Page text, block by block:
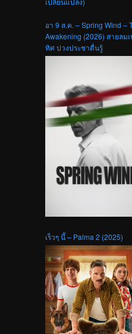
อา 9 ส.ค. – Spring Wind –
Awakening (2026) สายลม
ทิศ ปวงประชาตื่นรู้
เร็วๆ นี้ – Palma 2 (2025)